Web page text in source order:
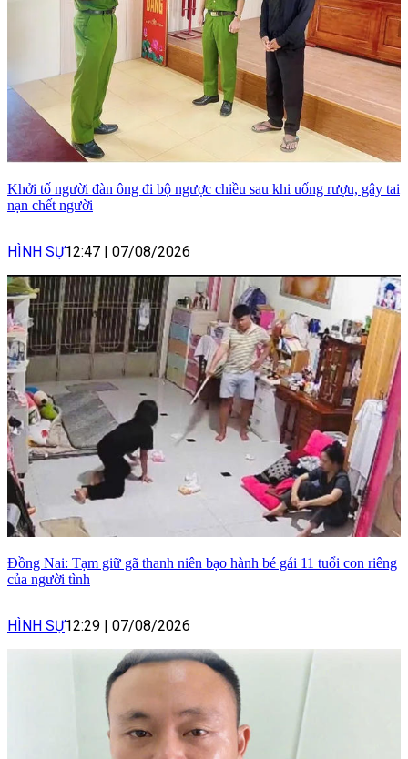
Khởi tố người đàn ông đi bộ ngược chiều sau khi uống rượu, gây tai
nạn chết người
HÌNH SỰ12:47 | 07/08/2026
Đồng Nai: Tạm giữ gã thanh niên bạo hành bé gái 11 tuổi con riêng
của người tình
HÌNH SỰ12:29 | 07/08/2026